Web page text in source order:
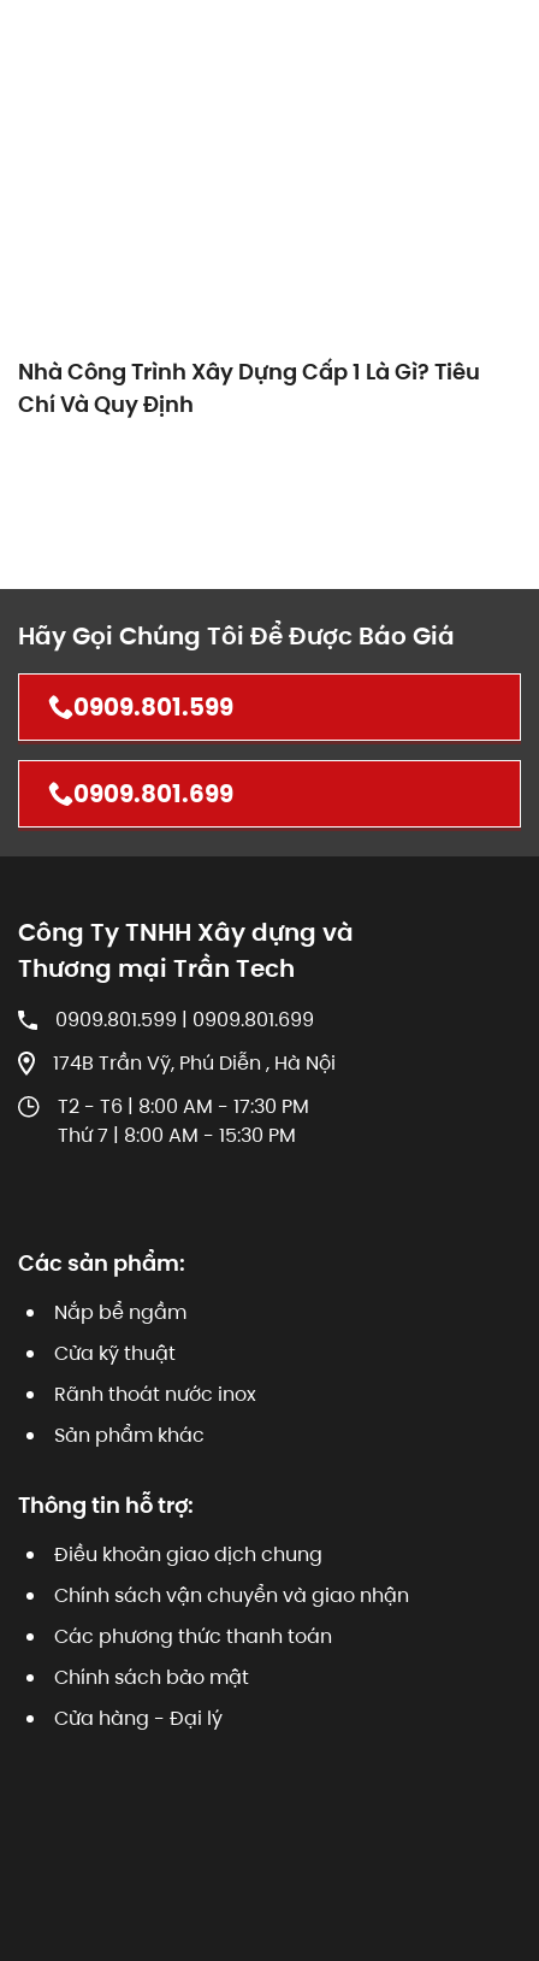
Nhà Công Trình Xây Dựng Cấp 1 Là Gì? Tiêu
Chí Và Quy Định
Hãy Gọi Chúng Tôi Để Được Báo Giá
0909.801.599
0909.801.699
Công Ty TNHH Xây dựng và
Thương mại Trần Tech
0909.801.599 | 0909.801.699
174B Trần Vỹ, Phú Diễn , Hà Nội
T2 - T6 | 8:00 AM - 17:30 PM
Thứ 7 | 8:00 AM - 15:30 PM
Các sản phẩm:
Nắp bể ngầm
Cửa kỹ thuật
Rãnh thoát nước inox
Sản phẩm khác
Thông tin hỗ trợ:
Điều khoản giao dịch chung
Chính sách vận chuyển và giao nhận
Các phương thức thanh toán
Chính sách bảo mật
Cửa hàng - Đại lý